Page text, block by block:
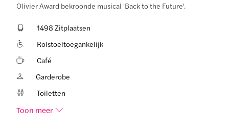
Olivier Award bekroonde musical 'Back to the Future'.
1498 Zitplaatsen
Rolstoeltoegankelijk
Café
Garderobe
Toiletten
Toon meer